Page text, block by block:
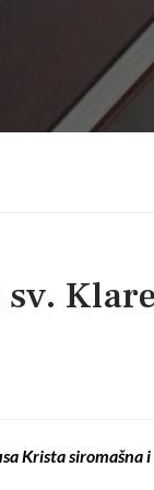
Krista siromašna